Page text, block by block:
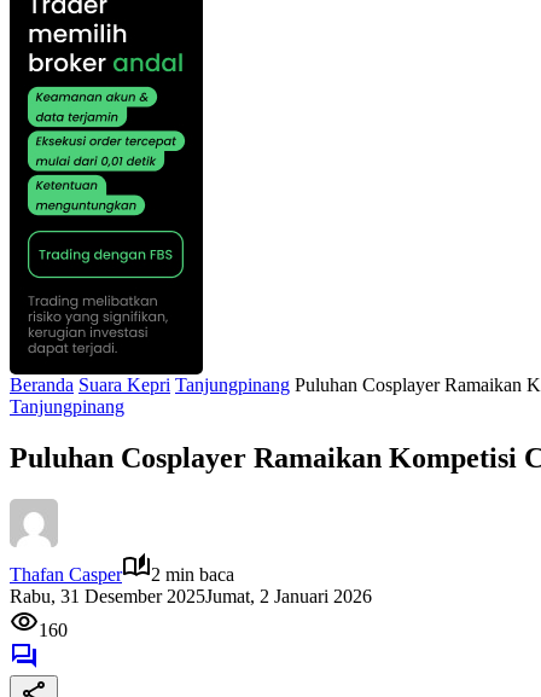
Beranda Suara Kepri Tanjungpinang Puluhan Cosplayer Ramaikan
Tanjungpinang
Puluhan Cosplayer Ramaikan Kompetisi
Thafan Casper
2 min baca
Rabu, 31 Desember 2025Jumat, 2 Januari 2026
160